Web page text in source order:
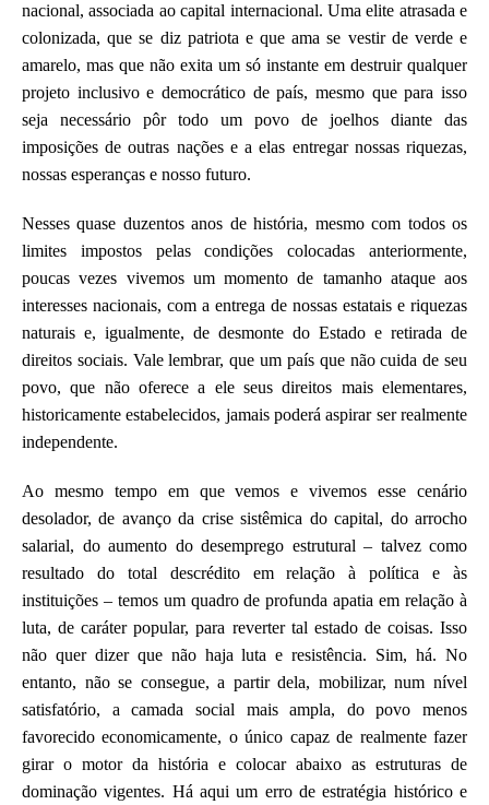
nacional, associada ao capital internacional. Uma elite atrasada e
colonizada, que se diz patriota e que ama se vestir de verde e
amarelo, mas que não exita um só instante em destruir qualquer
projeto inclusivo e democrático de país, mesmo que para isso
seja necessário pôr todo um povo de joelhos diante das
imposições de outras nações e a elas entregar nossas riquezas,
nossas esperanças e nosso futuro.
Nesses quase duzentos anos de história, mesmo com todos os
limites impostos pelas condições colocadas anteriormente,
poucas vezes vivemos um momento de tamanho ataque aos
interesses nacionais, com a entrega de nossas estatais e riquezas
naturais e, igualmente, de desmonte do Estado e retirada de
direitos sociais. Vale lembrar, que um país que não cuida de seu
povo, que não oferece a ele seus direitos mais elementares,
historicamente estabelecidos, jamais poderá aspirar ser realmente
independente.
Ao mesmo tempo em que vemos e vivemos esse cenário
desolador, de avanço da crise sistêmica do capital, do arrocho
salarial, do aumento do desemprego estrutural – talvez como
resultado do total descrédito em relação à política e às
instituições – temos um quadro de profunda apatia em relação à
luta, de caráter popular, para reverter tal estado de coisas. Isso
não quer dizer que não haja luta e resistência. Sim, há. No
entanto, não se consegue, a partir dela, mobilizar, num nível
satisfatório, a camada social mais ampla, do povo menos
favorecido economicamente, o único capaz de realmente fazer
girar o motor da história e colocar abaixo as estruturas de
dominação vigentes. Há aqui um erro de estratégia histórico e